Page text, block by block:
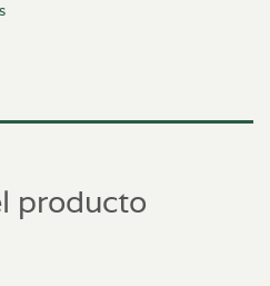
producto